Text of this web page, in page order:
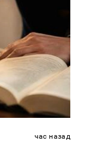
час назад